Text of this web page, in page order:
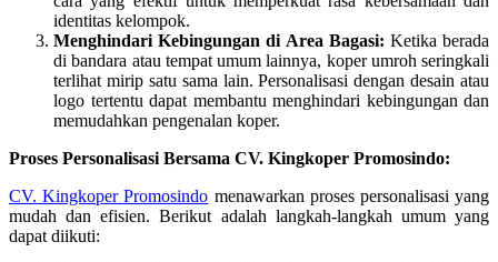
identitas kelompok.
Menghindari Kebingungan di Area Bagasi: Ketika berada
di bandara atau tempat umum lainnya, koper umroh seringkali
terlihat mirip satu sama lain. Personalisasi dengan desain atau
logo tertentu dapat membantu menghindari kebingungan dan
memudahkan pengenalan koper.
Proses Personalisasi Bersama CV. Kingkoper Promosindo:
CV. Kingkoper Promosindo menawarkan proses personalisasi yang
mudah dan efisien. Berikut adalah langkah-langkah umum yang
dapat diikuti: